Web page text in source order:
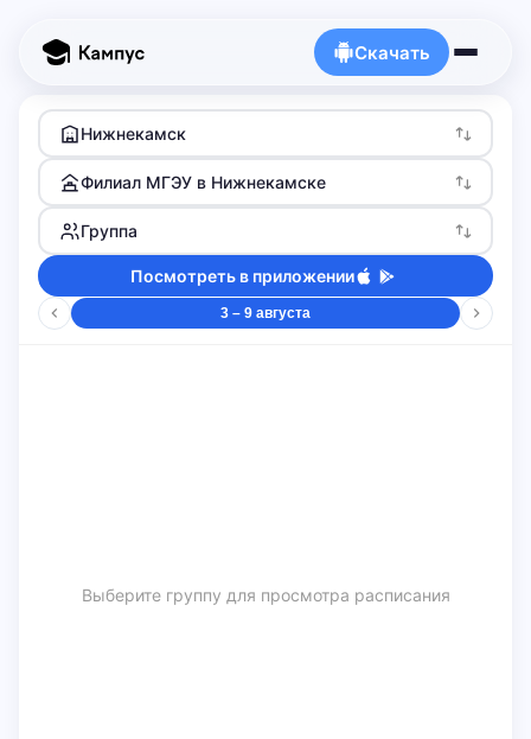
Скачать
Нижнекамск
Филиал МГЭУ в Нижнекамске
Группа
Посмотреть в приложении
3 – 9 августа
Выберите группу для просмотра расписания